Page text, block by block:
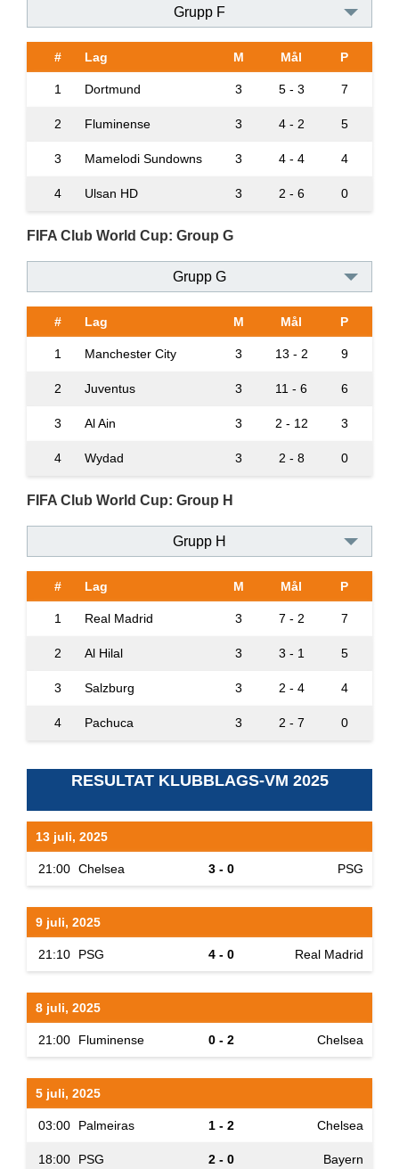
Grupp F
# Lag M Mål P
1 Dortmund 3 5 - 3 7
2 Fluminense 3 4 - 2 5
3 Mamelodi Sundowns 3 4 - 4 4
4 Ulsan HD 3 2 - 6 0
FIFA Club World Cup: Group G
Grupp G
# Lag M Mål P
1 Manchester City 3 13 - 2 9
2 Juventus 3 11 - 6 6
3 Al Ain 3 2 - 12 3
4 Wydad 3 2 - 8 0
FIFA Club World Cup: Group H
Grupp H
# Lag M Mål P
1 Real Madrid 3 7 - 2 7
2 Al Hilal 3 3 - 1 5
3 Salzburg 3 2 - 4 4
4 Pachuca 3 2 - 7 0
RESULTAT KLUBBLAGS-VM 2025
13 juli, 2025
21:00 Chelsea 3 - 0 PSG
9 juli, 2025
21:10 PSG 4 - 0 Real Madrid
8 juli, 2025
21:00 Fluminense 0 - 2 Chelsea
5 juli, 2025
03:00 Palmeiras 1 - 2 Chelsea
18:00 PSG 2 - 0
Bayern